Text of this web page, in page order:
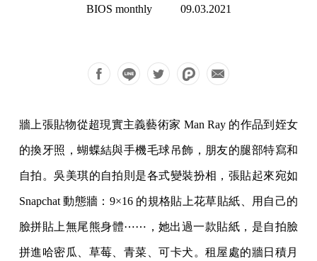
BIOS monthly 09.03.2021
牆上張貼物從超現實主義藝術家 Man Ray 的作品到姪女
的換牙照，蝴蝶結與手機毛球吊飾，朋友的腿部特寫和
自拍。吳美琪的自拍則是各式變裝扮相，張貼起來宛如
Snapchat 動態牆：9×16 的規格貼上花草貼紙、用自己的
臉拼貼上無尾熊身體⋯⋯，她出過一款貼紙，是自拍臉
拼進哈密瓜、草莓、青菜、可卡犬。租屋處的牆日積月